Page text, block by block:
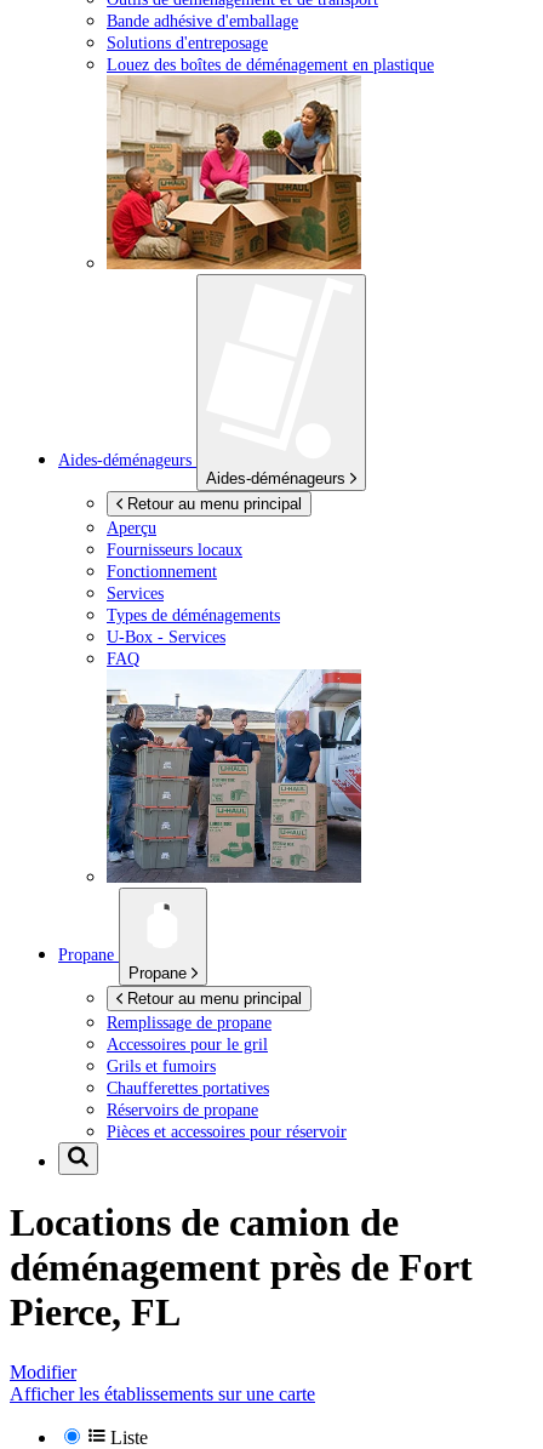
Bande adhésive d'emballage
Solutions d'entreposage
Louez des boîtes de déménagement en plastique
Aides-déménageurs
Aides-déménageurs
Retour au menu principal
Aperçu
Fournisseurs locaux
Fonctionnement
Services
Types de déménagements
U-Box - Services
FAQ
Propane
Propane
Retour au menu principal
Remplissage de propane
Accessoires pour le gril
Grils et fumoirs
Chaufferettes portatives
Réservoirs de propane
Pièces et accessoires pour réservoir
Locations de camion de
déménagement près de Fort
Pierce, FL
Modifier
Afficher les établissements sur une carte
Liste